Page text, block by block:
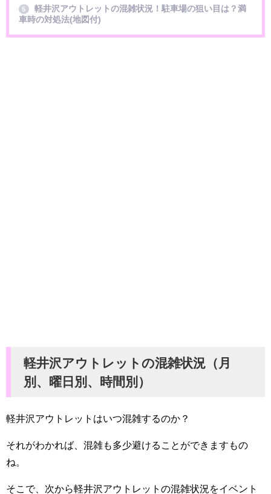
5
軽井沢アウトレットの混雑状況！駐車場の狙い目は？満
車時の対処法(地図付)
軽井沢アウトレットの混雑状況（月
別、曜日別、時間別）
軽井沢アウトレットはいつ混雑するのか？
それがわかれば、混雑も多少避けることができますもの
ね。
そこで、次から軽井沢アウトレットの混雑状況をイベント